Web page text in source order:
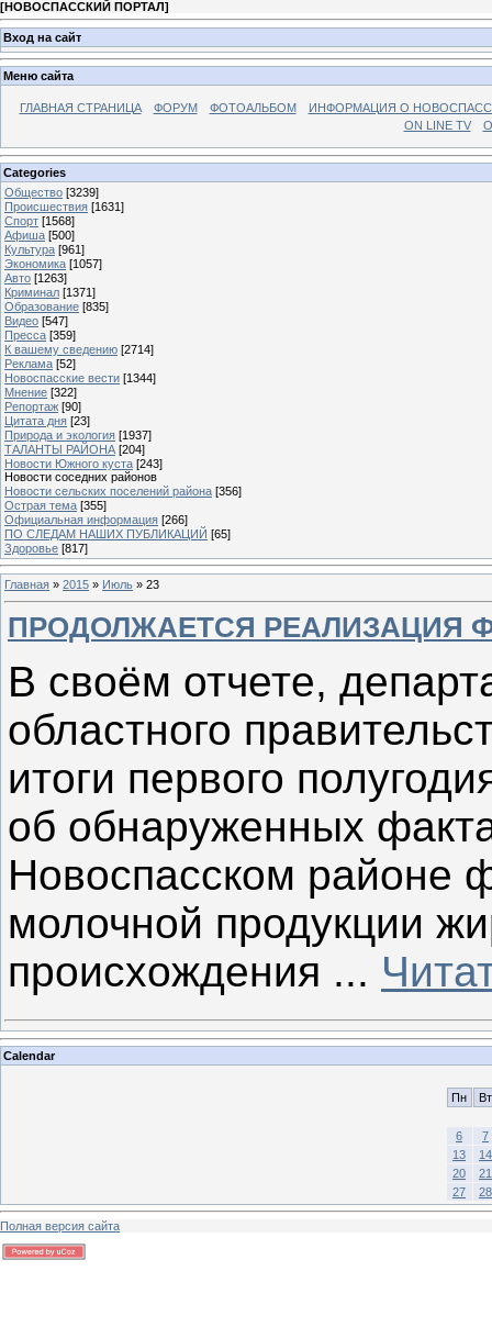
[НОВОСПАССКИЙ ПОРТАЛ]
Вход на сайт
Меню сайта
ГЛАВНАЯ СТРАНИЦА ФОРУМ ФОТОАЛЬБОМ
ИНФОРМАЦИЯ О
ON LINE TV
Categories
Общество [3239]
Происшествия [1631]
Спорт [1568]
Афиша [500]
Культура [961]
Экономика [1057]
Авто [1263]
Криминал [1371]
Образование [835]
Видео [547]
Пресса [359]
К вашему сведению [2714]
Реклама [52]
Новоспасские вести [1344]
Мнение [322]
Репортаж [90]
Цитата дня [23]
Природа и экология [1937]
ТАЛАНТЫ РАЙОНА [204]
Новости Южного куста [243]
Новости соседних районов
Новости сельских поселений района [356]
Острая тема [355]
Официальная информация [266]
ПО СЛЕДАМ НАШИХ ПУБЛИКАЦИЙ [65]
Здоровье [817]
Главная » 2015 » Июль » 23
ПРОДОЛЖАЕТСЯ РЕАЛИЗАЦИЯ
В своём отчете,
областного
итоги первого
об обнаруженных
Новоспасском районе
молочной продукции
происхождения ...
Calendar
Пн Вт
6
7
13
14
20
21
27
28
Полная версия сайта